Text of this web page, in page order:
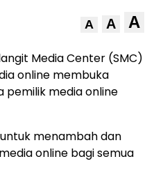
A A A
Media Center (SMC)
online membuka
pemilik media online
menambah dan
online bagi semua